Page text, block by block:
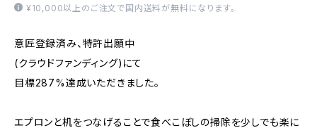
¥10,000以上のご注文で国内送料が無料になります。
意匠登録済み、特許出願中
(クラウドファンディング)にて
目標287%達成いただきました。
エプロンと机をつなげることで食べこぼしの掃除を少しでも楽に